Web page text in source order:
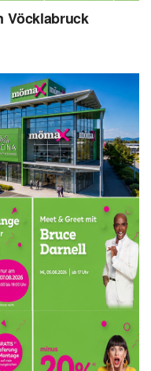
Vöcklabruck